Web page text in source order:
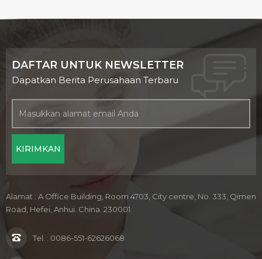
DAFTAR UNTUK NEWSLETTER
Dapatkan Berita Perusahaan Terbaru
Alamat : A Office Building, Room 4703, City centre, No. 333, Qimen
Road, Hefei, Anhui. China. 230001
Tel. : 0086-551-62626068